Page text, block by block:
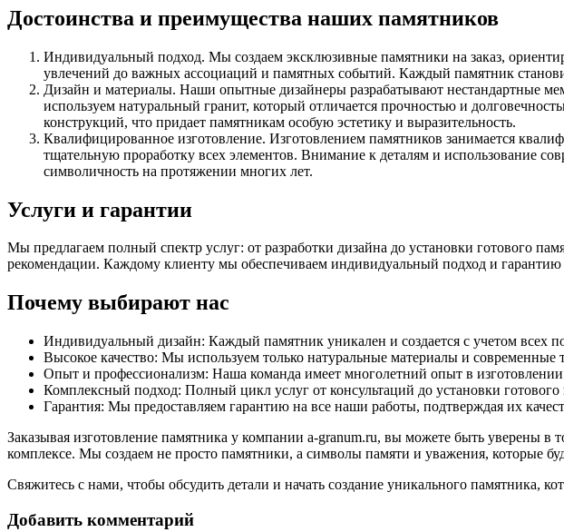
Достоинства и преимущества наших памятников
Индивидуальный подход. Мы создаем эксклюзивные памятники на заказ,
увлечений до важных ассоциаций и памятных событий. Каждый памятник
Дизайн и материалы. Наши опытные дизайнеры разрабатывают нестандартные
используем натуральный гранит, который отличается прочностью и
конструкций, что придает памятникам особую эстетику и выразительность.
Квалифицированное изготовление. Изготовлением памятников занимается
тщательную проработку всех элементов. Внимание к деталям и использование
символичность на протяжении многих лет.
Услуги и гарантии
Мы предлагаем полный спектр услуг: от разработки дизайна до установки готового
рекомендации. Каждому клиенту мы обеспечиваем индивидуальный подход и гарантию
Почему выбирают нас
Индивидуальный дизайн: Каждый памятник уникален и создается с учетом всех
Высокое качество: Мы используем только натуральные материалы и современные
Опыт и профессионализм: Наша команда имеет многолетний опыт в
Комплексный подход: Полный цикл услуг от консультаций до установки готового
Гарантия: Мы предоставляем гарантию на все наши работы, подтверждая их
Заказывая изготовление памятника у компании a-granum.ru, вы можете быть уверены
комплексе. Мы создаем не просто памятники, а символы памяти и уважения, которые
Свяжитесь с нами, чтобы обсудить детали и начать создание уникального памятника,
Добавить комментарий